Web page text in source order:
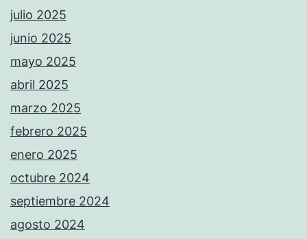
julio 2025
junio 2025
mayo 2025
abril 2025
marzo 2025
febrero 2025
enero 2025
octubre 2024
septiembre 2024
agosto 2024